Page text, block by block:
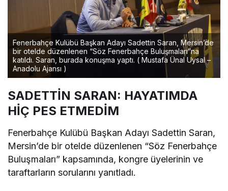
Fenerbahçe Kulübü Başkan Adayı Sadettin Saran, Mersin’de
bir otelde düzenlenen “Söz Fenerbahçe Buluşmaları”na
katıldı. Saran, burada konuşma yaptı. ( Mustafa Ünal Uysal –
Anadolu Ajansı )
SADETTİN SARAN: HAYATIMDA
HİÇ PES ETMEDİM
Fenerbahçe Kulübü Başkan Adayı Sadettin Saran,
Mersin’de bir otelde düzenlenen “Söz Fenerbahçe
Buluşmaları” kapsamında, kongre üyelerinin ve
taraftarların sorularını yanıtladı.